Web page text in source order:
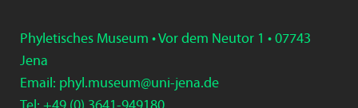
Phyletisches Museum • Vor dem Neutor 1 • 07743
Jena
Email: phyl.museum@uni-jena.de